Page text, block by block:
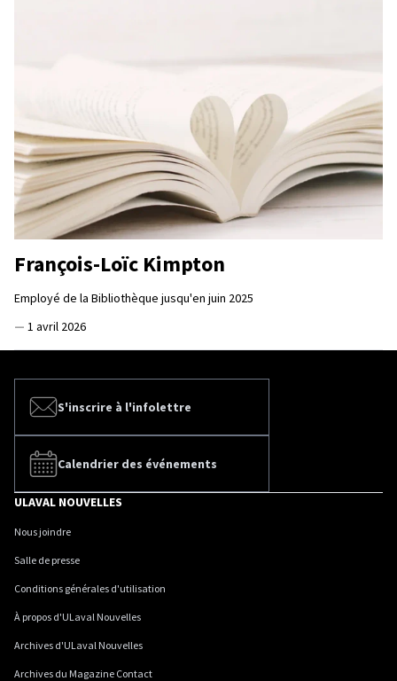
François-Loïc Kimpton
Employé de la Bibliothèque jusqu'en juin 2025
— 1 avril 2026
S'inscrire à l'infolettre
Calendrier des événements
ULAVAL NOUVELLES
Nous joindre
Salle de presse
Conditions générales d'utilisation
À propos d'ULaval Nouvelles
Archives d'ULaval Nouvelles
Archives du Magazine Contact